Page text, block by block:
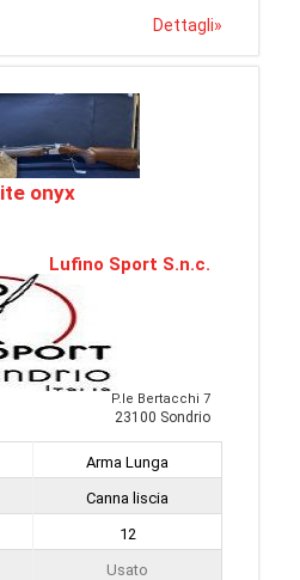
Dettagli»
onyx
Lufino Sport S.n.c.
P.le Bertacchi 7
23100 Sondrio
Arma Lunga
Canna liscia
12
Usato